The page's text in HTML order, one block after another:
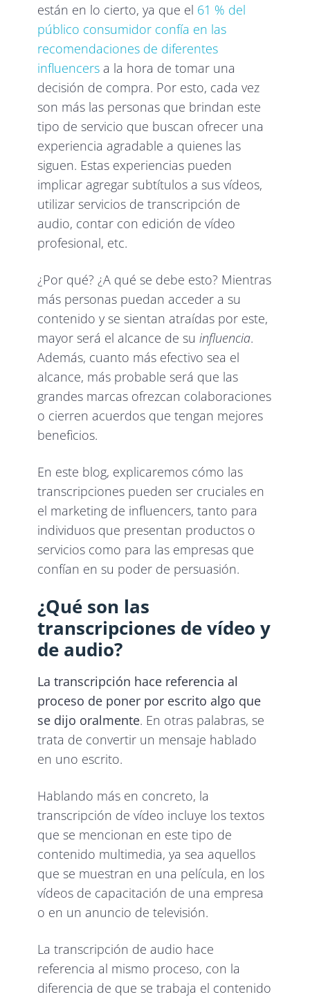
están en lo cierto, ya que el 61 % del
público consumidor confía en las
recomendaciones de diferentes
influencers a la hora de tomar una
decisión de compra. Por esto, cada vez
son más las personas que brindan este
tipo de servicio que buscan ofrecer una
experiencia agradable a quienes las
siguen. Estas experiencias pueden
implicar agregar subtítulos a sus vídeos,
utilizar servicios de transcripción de
audio, contar con edición de vídeo
profesional, etc.
¿Por qué? ¿A qué se debe esto? Mientras
más personas puedan acceder a su
contenido y se sientan atraídas por este,
mayor será el alcance de suinfluencia.
Además, cuanto más efectivo sea el
alcance, más probable será que las
grandes marcas ofrezcan colaboraciones
o cierren acuerdos que tengan mejores
beneficios.
En este blog, explicaremos cómo las
transcripciones pueden ser cruciales en
el marketing de influencers, tanto para
individuos que presentan productos o
servicios como para las empresas que
confían en su poder de persuasión.
¿Qué son las
transcripciones de vídeo y
de audio?
La transcripción hace referencia al
proceso de poner por escrito algo que
se dijo oralmente. En otras palabras, se
trata de convertir un mensaje hablado
en uno escrito.
Hablando más en concreto, la
transcripción de vídeo incluye los textos
que se mencionan en este tipo de
contenido multimedia, ya sea aquellos
que se muestran en una película, en los
vídeos de capacitación de una empresa
o en un anuncio de televisión.
La transcripción de audio hace
referencia al mismo proceso, con la
diferencia de que se trabaja el contenido